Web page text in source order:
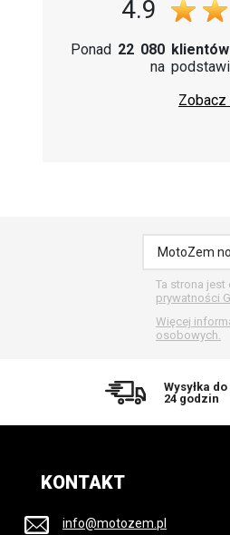
4.9
Ponad 22 080 klientów
na
Ta strona jest
prywatności
Więcej
osobowych.
Wysyłka do
24 godzin
KONTAKT
info@motozem.pl